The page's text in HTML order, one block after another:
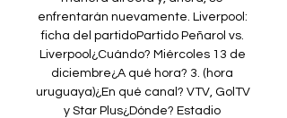
enfrentarán nuevamente. Liverpool:
ficha del partidoPartido Peñarol vs.
Liverpool¿Cuándo? Miércoles 13 de
diciembre¿A qué hora? 3. (hora
uruguaya)¿En qué canal? VTV, GolTV
y Star Plus¿Dónde? Estadio